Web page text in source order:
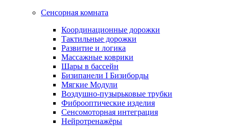
Сенсорная комната
Координационные дорожки
Тактильные дорожки
Развитие и логика
Массажные коврики
Шары в бассейн
Бизипанели I Бизиборды
Мягкие Модули
Воздушно-пузырьковые трубки
Фиброоптические изделия
Сенсомоторная интеграция
Нейротренажёры